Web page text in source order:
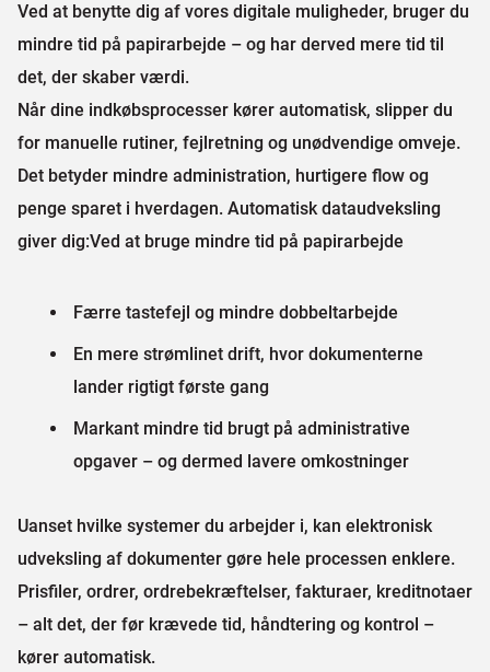
Ved at benytte dig af vores digitale muligheder, bruger du
mindre tid på papirarbejde – og har derved mere tid til
det, der skaber værdi.
Når dine indkøbsprocesser kører automatisk, slipper du
for manuelle rutiner, fejlretning og unødvendige omveje.
Det betyder mindre administration, hurtigere flow og
penge sparet i hverdagen. Automatisk dataudveksling
giver dig:Ved at bruge mindre tid på papirarbejde
Færre tastefejl og mindre dobbeltarbejde
En mere strømlinet drift, hvor dokumenterne
lander rigtigt første gang
Markant mindre tid brugt på administrative
opgaver – og dermed lavere omkostninger
Uanset hvilke systemer du arbejder i, kan elektronisk
udveksling af dokumenter gøre hele processen enklere.
Prisfiler, ordrer, ordrebekræftelser, fakturaer, kreditnotaer
– alt det, der før krævede tid, håndtering og kontrol –
kører automatisk.